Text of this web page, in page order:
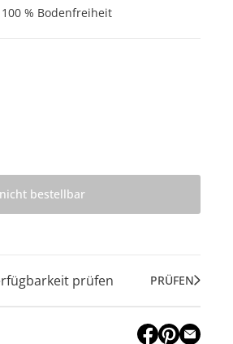
% Bodenfreiheit
bestellbar
prüfen PRÜFEN